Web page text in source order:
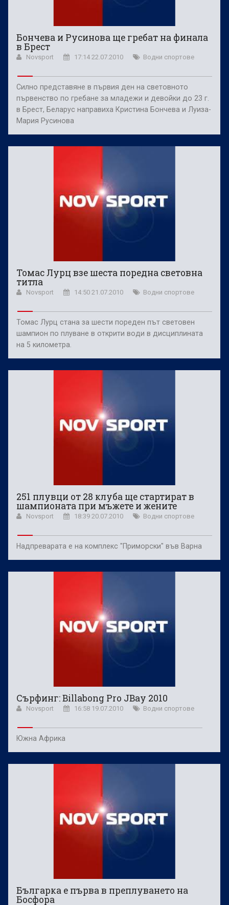
Бончева и Русинова ще гребат на финала
в Брест
Novsport 17:14 22.07.2010 Водни спортове
Силно представяне в първия ден на световното
първенство по гребане за младежи и девойки до 23 г.
в Брест, Беларус направиха Кристина Бончева и Луиза-
Мария Русинова
Томас Лурц взе шеста поредна световна
титла
Novsport 14:50 21.07.2010 Водни спортове
Томас Лурц стана за шести пореден път световен
шампион по плуване в открити води в дисциплината
на 5 километра.
251 плувци от 28 клуба ще стартират в
шампионата при мъжете и жените
Novsport 18:39 20.07.2010 Водни спортове
Надпреварата е на комплекс "Приморски" във Варна
Сърфинг: Billabong Pro JBay 2010
Novsport 16:58 19.07.2010 Водни спортове
Южна Африка
Българка е първа в преплуването на
Босфора